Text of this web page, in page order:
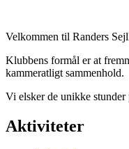
Velkommen til Randers
Klubbens formål er at
kammeratligt sammenhold.
Vi elsker de unikke stunder
Aktiviteter